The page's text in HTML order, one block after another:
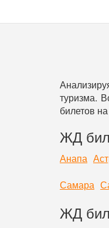
туризма.
билетов
ЖД
Анапа
Самара
ЖД